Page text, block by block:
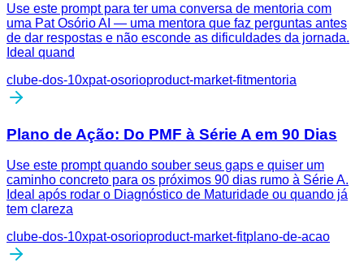
Use este prompt para ter uma conversa de mentoria com
uma Pat Osório AI — uma mentora que faz perguntas antes
de dar respostas e não esconde as dificuldades da jornada.
Ideal quand
clube-dos-10xpat-osorioproduct-market-fitmentoria
Plano de Ação: Do PMF à Série A em 90 Dias
Use este prompt quando souber seus gaps e quiser um
caminho concreto para os próximos 90 dias rumo à Série A.
Ideal após rodar o Diagnóstico de Maturidade ou quando já
tem clareza
clube-dos-10xpat-osorioproduct-market-fitplano-de-acao